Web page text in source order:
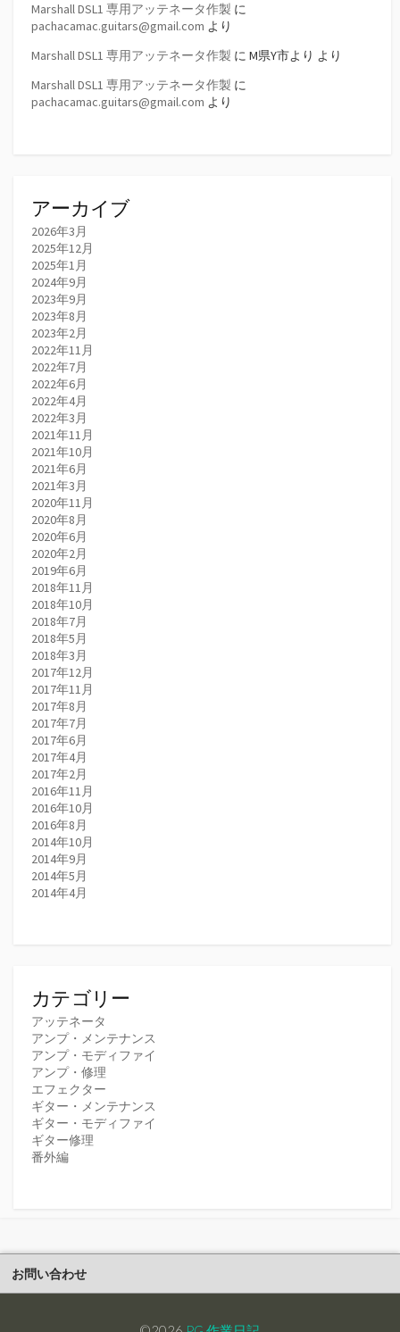
Marshall DSL1 専用アッテネータ作製 に
pachacamac.guitars@gmail.com より
Marshall DSL1 専用アッテネータ作製 に M県Y市より より
Marshall DSL1 専用アッテネータ作製 に
pachacamac.guitars@gmail.com より
アーカイブ
2026年3月
2025年12月
2025年1月
2024年9月
2023年9月
2023年8月
2023年2月
2022年11月
2022年7月
2022年6月
2022年4月
2022年3月
2021年11月
2021年10月
2021年6月
2021年3月
2020年11月
2020年8月
2020年6月
2020年2月
2019年6月
2018年11月
2018年10月
2018年7月
2018年5月
2018年3月
2017年12月
2017年11月
2017年8月
2017年7月
2017年6月
2017年4月
2017年2月
2016年11月
2016年10月
2016年8月
2014年10月
2014年9月
2014年5月
2014年4月
カテゴリー
アッテネータ
アンプ・メンテナンス
アンプ・モディファイ
アンプ・修理
エフェクター
ギター・メンテナンス
ギター・モディファイ
ギター修理
番外編
お問い合わせ